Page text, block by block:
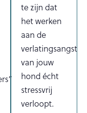
te zijn dat
het werken
aan de
verlatingsangst
van jouw
hond écht
stressvrij
verloopt.